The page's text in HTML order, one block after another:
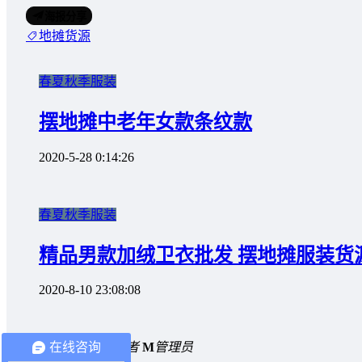
地摊货源
春夏秋季服装
摆地摊中老年女款条纹款
2020-5-28 0:14:26
春夏秋季服装
精品男款加绒卫衣批发 摆地摊服装货
2020-8-10 23:08:08
1 条回复A文章作者 M管理员
在线咨询